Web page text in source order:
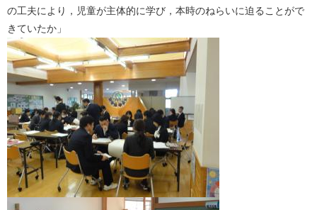
の工夫により，児童が主体的に学び，本時のねらいに迫ることがで
きていたか」